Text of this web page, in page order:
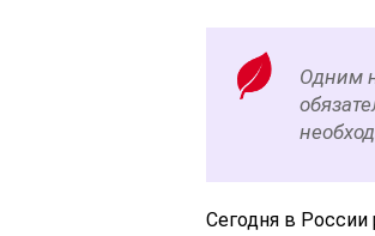
Одним
Сегодня в